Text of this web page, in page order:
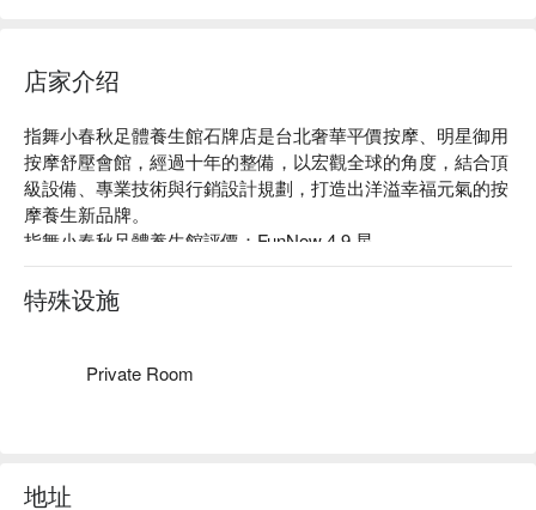
店家介绍
指舞小春秋足體養生館石牌店是台北奢華平價按摩、明星御用
按摩舒壓會館，經過十年的整備，以宏觀全球的角度，結合頂
級設備、專業技術與行銷設計規劃，打造出洋溢幸福元氣的按
摩養生新品牌。
指舞小春秋足體養生館評價：FunNow 4.9 星
指舞小春秋足體養生館是最早導入「 流程管理 」的按摩店，
確保客人任何時段來，都能享有一致的服務。
指舞小春秋足體養生館店家嚴格要求按摩師的素養，以專業的
特殊设施
Private Room
地址